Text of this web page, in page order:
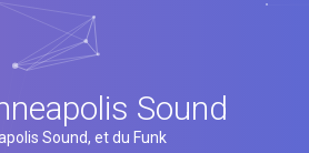
Sound
Sound, et du Funk